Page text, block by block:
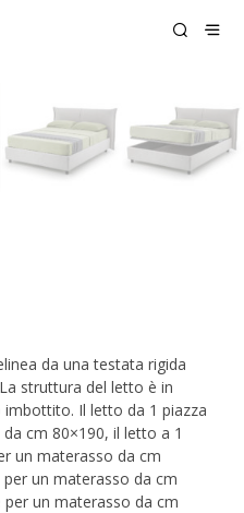
da una testata rigida
struttura del letto è in
Il letto da 1 piazza
cm 80×190, il letto a 1
un materasso da cm
un materasso da cm
per un materasso da cm